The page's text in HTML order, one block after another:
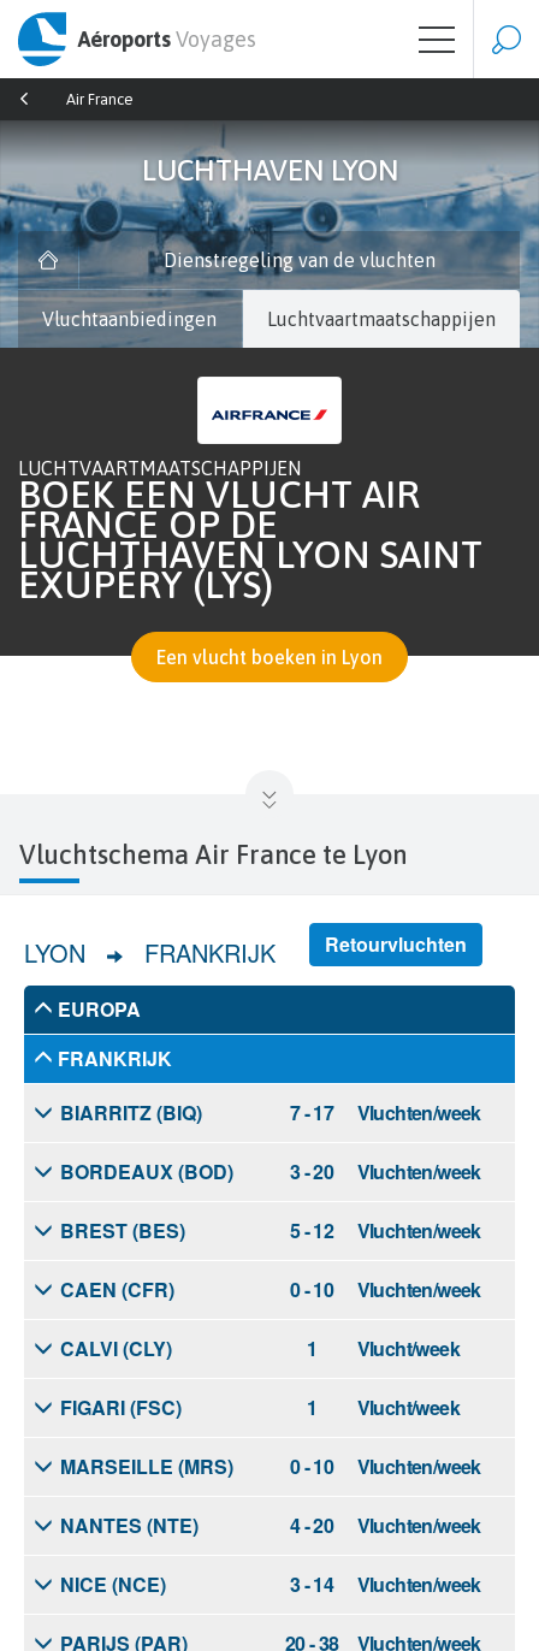
AéroportsVoyages
Air France
LUCHTHAVEN LYON
Dienstregeling van de vluchten
Vluchtaanbiedingen Luchtvaartmaatschappijen
LUCHTVAARTMAATSCHAPPIJEN
BOEK EEN VLUCHT AIR
FRANCE OP DE
LUCHTHAVEN LYON SAINT
EXUPÉRY (LYS)
Een vlucht boeken in Lyon
Vluchtschema Air France te Lyon